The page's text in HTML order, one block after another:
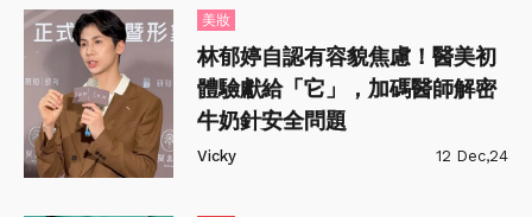
美妝
林郁婷自認有容貌焦慮！醫美初
體驗獻給「它」，加碼醫師解密
牛奶針安全問題
Vicky 12 Dec,24